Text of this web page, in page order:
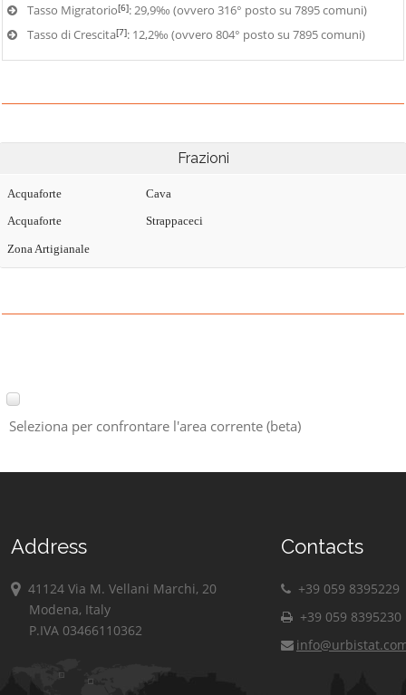
Tasso Migratorio[6]: 29,9‰ (ovvero 316° posto su 7895 comuni)
Tasso di Crescita[7]: 12,2‰ (ovvero 804° posto su 7895 comuni)
Frazioni
Acquaforte
Acquaforte
Cava
Strappaceci
Zona Artigianale
Seleziona per confrontare l'area corrente (beta)
Address
41124 Via M. Vellani Marchi, 20
Modena, Italy
P.IVA 03466110362
Contacts
+39 059 8395229
+39 059 8395230